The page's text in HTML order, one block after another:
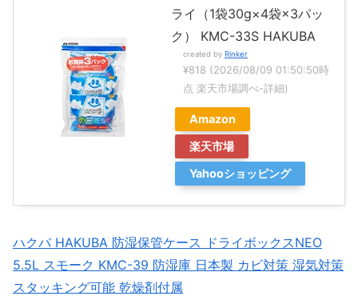
ライ（1袋30g×4袋×3パッ
ク） KMC-33S HAKUBA
created by Rinker
¥818 (2026/08/09 01:50:50時
点 楽天市場調べ-詳細)
Amazon
楽天市場
Yahooショッピング
ハクバ HAKUBA 防湿保管ケース ドライボックスNEO
5.5L スモーク KMC-39 防湿庫 日本製 カビ対策 湿気対策
スタッキング可能 乾燥剤付属